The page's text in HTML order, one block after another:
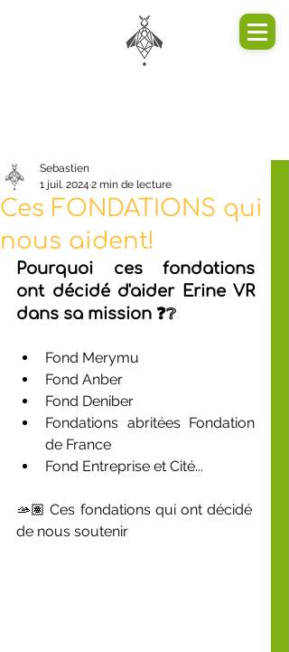
Ces FONDATIONS qui
nous aident!
Sebastien
1 juil. 2024 2 min de lecture
Pourquoi ces fondations
ont décidé d'aider Erine VR
dans sa mission ❓❔
Fond Merymu
Fond Anber
Fond Deniber
Fondations abritées Fondation
de France
Fond Entreprise et Cité...
🫴🏽 Ces fondations qui ont décidé
de nous soutenir